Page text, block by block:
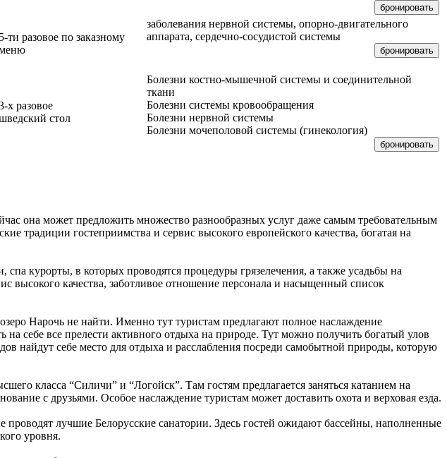
бронировать
5-ти разовое по заказному
заболевания нервной системы, опорно-двигательного
аппарата, сердечно-сосудистой системы
бронировать
х разовое
стол
Болезни костно-мышечной системы и соединительной
ткани
Болезни системы кровообращения
Болезни нервной системы
Болезни мочеполовой системы (гинекология)
бронировать
она может предложить множество разнообразных услуг даже самым требовательным
традиции гостеприимства и сервис высокого европейского качества, богатая на
курорты, в которых проводятся процедуры грязелечения, а также усадьбы на
высокого качества, заботливое отношение персонала и насыщенный список
Нарочь не найти. Именно тут туристам предлагают полное наслаждение
себе все прелести активного отдыха на природе. Тут можно получить богатый улов
найдут себе место для отдыха и расслабления посреди самобытной природы, которую
класса “Силичи” и “Логойск”. Там гостям предлагается заняться катанием на
с друзьями. Особое наслаждение туристам может доставить охота и верховая езда.
лучшие Белорусские санатории. Здесь гостей ожидают бассейны, наполненные
уровня.